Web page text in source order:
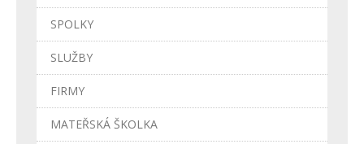
SPOLKY
SLUŽBY
FIRMY
MATEŘSKÁ ŠKOLKA